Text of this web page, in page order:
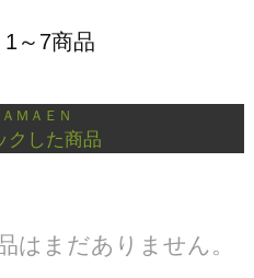
～7商品
ＭＡＥＮ
クした商品
はまだありません。